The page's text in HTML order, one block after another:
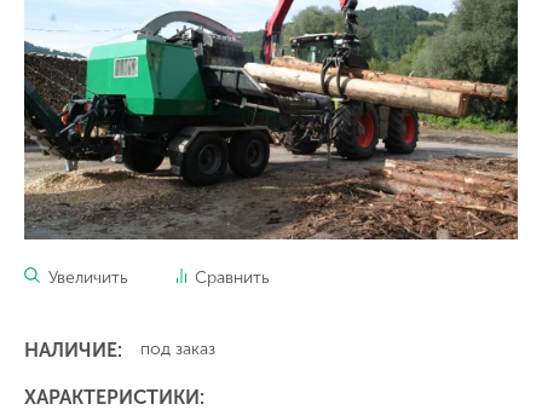
Увеличить Сравнить
НАЛИЧИЕ: под заказ
ХАРАКТЕРИСТИКИ: